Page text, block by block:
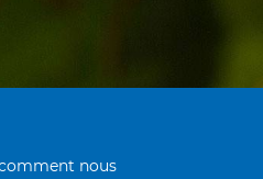
nous